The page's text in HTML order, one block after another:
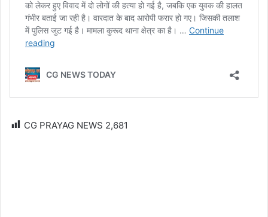
CG PRAYAG NEWS 2,681